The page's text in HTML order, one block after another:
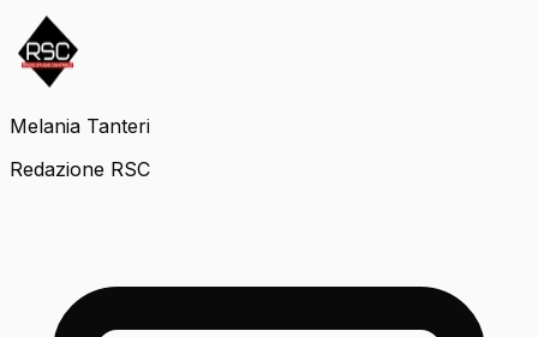
Melania Tanteri
Redazione RSC